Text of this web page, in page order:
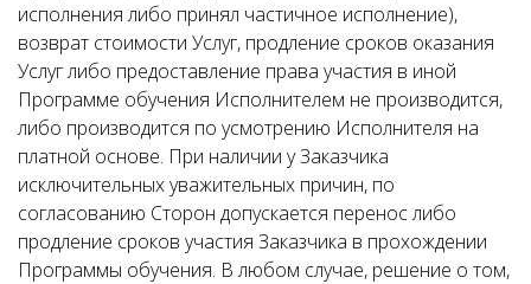
исполнения либо принял частичное исполнение),
возврат стоимости Услуг, продление сроков оказания
Услуг либо предоставление права участия в иной
Программе обучения Исполнителем не производится,
либо производится по усмотрению Исполнителя на
платной основе. При наличии у Заказчика
исключительных уважительных причин, по
согласованию Сторон допускается перенос либо
продление сроков участия Заказчика в прохождении
Программы обучения. В любом случае, решение о том,